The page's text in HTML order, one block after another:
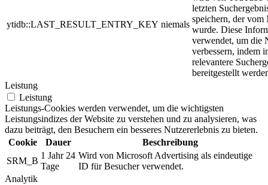
ytidb::LAST_RESULT_ENTRY_KEY niemals
letzten
speichern, der
wurde. Diese
verwendet, um die
verbessern, indem
relevantere
bereitgestellt
Leistung
Leistung
Leistungs-Cookies werden verwendet, um die wichtigsten
Leistungsindizes der Website zu verstehen und zu analysieren, was
dazu beiträgt, den Besuchern ein besseres Nutzererlebnis zu bieten.
Cookie
Dauer
Beschreibung
SRM_B
1 Jahr 24
Tage
Wird von Microsoft Advertising als eindeutige
ID für Besucher verwendet.
Analytik